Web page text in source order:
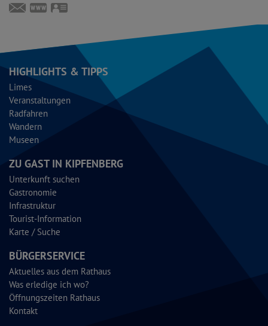
christian-straus@t-online.de
www.trachtenverein-kipfenberg.de
HIGHLIGHTS & TIPPS
Limes
Veranstaltungen
Radfahren
Wandern
Museen
ZU GAST IN KIPFENBERG
Unterkunft suchen
Gastronomie
Infrastruktur
Tourist-Information
Karte / Suche
BÜRGERSERVICE
Aktuelles aus dem Rathaus
Was erledige ich wo?
Öffnungszeiten Rathaus
Kontakt